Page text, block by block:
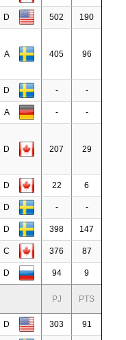
D 502 190
A 405 96
D - -
A - -
D 207 29
D 22 6
D - -
D 398 147
C 376 87
D 94 9
PJ PTS
D 303 91